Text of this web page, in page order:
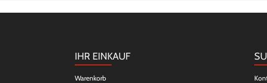
IHR EINKAUF
Warenkorb